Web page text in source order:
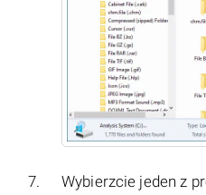
Wybierzcie jeden z